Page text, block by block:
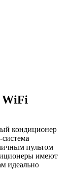
WiFi
кондиционер
пультом
имеют
идеально